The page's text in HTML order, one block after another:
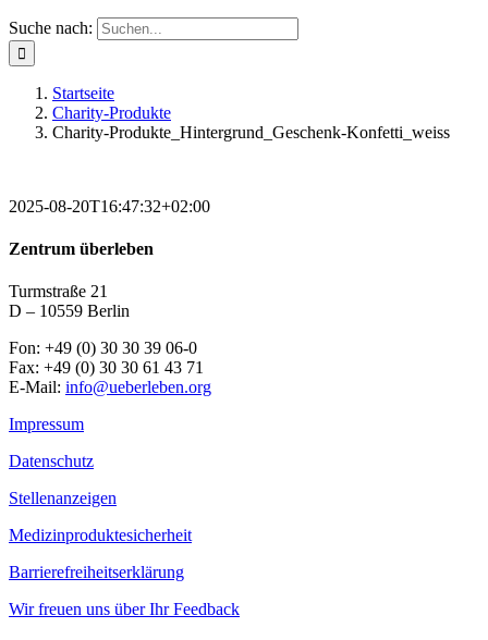
Suche nach:
Startseite
Charity-Produkte
Charity-Produkte_Hintergrund_Geschenk-Konfetti_weiss
2025-08-20T16:47:32+02:00
Zentrum überleben
Turmstraße 21
D – 10559 Berlin
Fon: +49 (0) 30 30 39 06-0
Fax: +49 (0) 30 30 61 43 71
E-Mail: info@ueberleben.org
Impressum
Datenschutz
Stellenanzeigen
Medizinproduktesicherheit
Barrierefreiheitserklärung
Wir freuen uns über Ihr Feedback